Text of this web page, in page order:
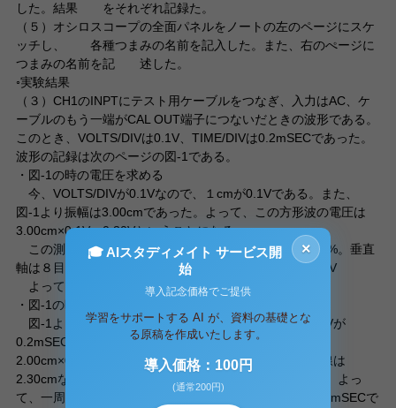
した。結果 をそれぞれ記録た。
（５）オシロスコープの全面パネルをノートの左のページにスケ
ッチし、 各種つまみの名前を記入した。また、右のぺージに
つまみの名前を記 述した。
◦実験結果
（３）CH1のINPTにテスト用ケーブルをつなぎ、入力はAC、ケ
ーブルのもう一端がCAL OUT端子につないだときの波形である。
このとき、VOLTS/DIVは0.1V、TIME/DIVは0.2mSECであった。
波形の記録は次のページの図-1である。
・図-1の時の電圧を求める
今、VOLTS/DIVが0.1Vなので、１cmが0.1Vである。また、
図-1より振幅は3.00cmであった。よって、この方形波の電圧は
3.00cm×0.1V＝0.30Vということになる。
この測定値は垂直軸なので、誤差はフルスケールで±4%。垂直
軸は８目盛ぶんあるので、誤差は、8×（4/100）＝±0.32V
よって、電圧の結論は、（0.30±0.32）V
・図-1の時の一周期の時間を求める
図-1より、下の輝線は2.00cmであった。今、TIME/DIVが
0.2mSECなので、1cmが0.2mSECである。よって、
2.00cm×0.2mSEC＝0.400mSECである。また、上の輝線は
2.30cmなので、2.30cm×0.2mSEC＝0.460mSECである。よっ
て、一周期の時間は、0.400mSEC＋0.460mSEC＝0.860mSECで
×
🎓 AIスタディメイト サービス開
始
導入記念価格でご提供
学習をサポートする AI が、資料の基礎とな
る原稿を作成いたします。
導入価格：100円
(通常200円)